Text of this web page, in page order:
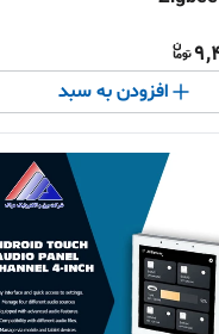
افزودن به سبد